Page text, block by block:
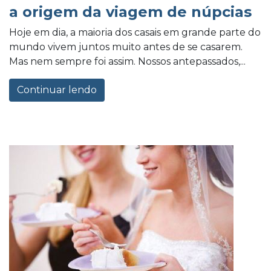
a origem da viagem de núpcias
Hoje em dia, a maioria dos casais em grande parte do
mundo vivem juntos muito antes de se casarem.
Mas nem sempre foi assim. Nossos antepassados,...
Continuar lendo